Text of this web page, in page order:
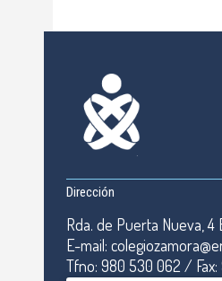
Dirección
Rda. de Puerta Nueva, 4
E-mail:
Tfno: 980 530 062 / Fax: